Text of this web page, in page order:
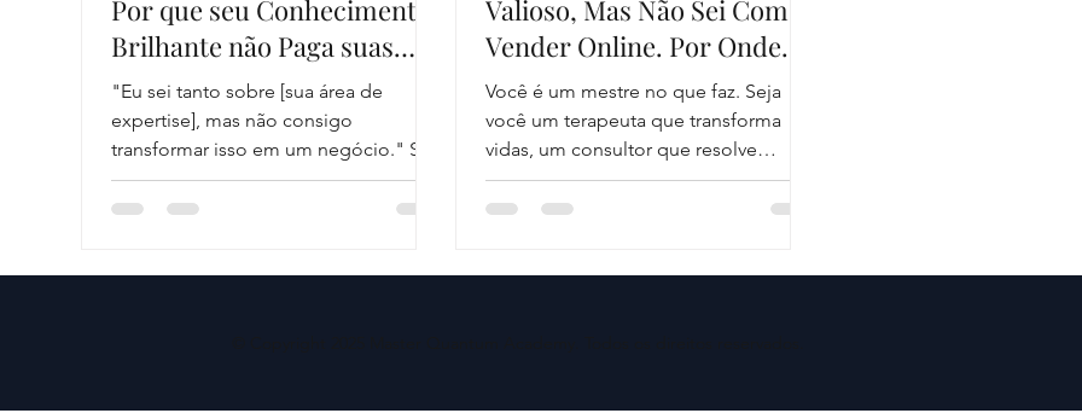
Por que seu Conhecimento
Brilhante não Paga suas
Contas?
"Eu sei tanto sobre [sua área de
expertise], mas não consigo
transformar isso em um negócio." Se
essa frase ecoa na sua mente, você
não...
Valioso, Mas Não Sei Como
Vender Online. Por Onde
Começar?
Você é um mestre no que faz. Seja
você um terapeuta que transforma
vidas, um consultor que resolve
problemas complexos, um chef que...